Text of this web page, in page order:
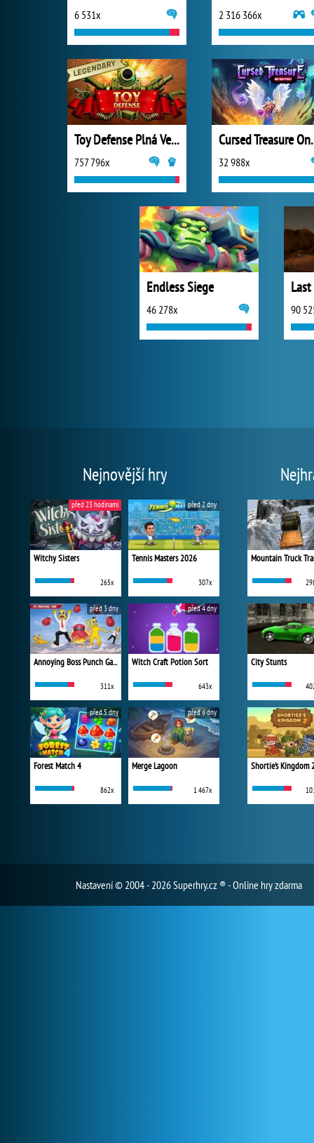
6 531x 2 316 366x
Toy Defense Plná Verze
757 796x
Cursed
32 988x
Endless Siege
46 278x 90
Nejnovější hry
Witchy Sisters
265x
před 23 hodinami
Tennis Masters 2026
307x
před 2 dny
Annoying Boss Punch Game
311x
před 3 dny
Witch Craft Potion Sort
643x
před 4 dny
Forest Match 4
862x
před 5 dny
Merge Lagoon
1 467x
před 6 dny
Mountain Truck
City Stunts
Shortie's Kingdom
Nastavení© 2004 - 2026 Superhry.cz ® - Online hry zdarma